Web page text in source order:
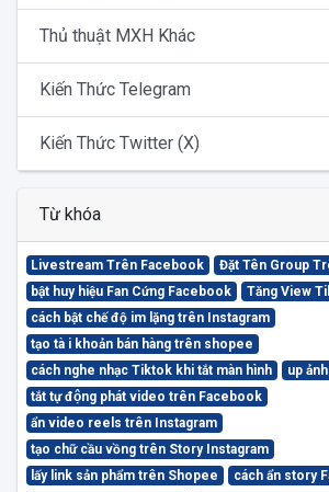
Thủ thuật MXH Khác
Kiến Thức Telegram
Kiến Thức Twitter (X)
Từ khóa
Livestream Trên Facebook
Đặt Tên Group
bật huy hiệu Fan Cứng Facebook
Tăng View
cách bật chế độ im lặng trên Instagram
tạo tà i khoản bán hàng trên shopee
cách nghe nhạc Tiktok khi tắt màn hình
up
tắt tự động phát video trên Facebook
ẩn video reels trên Instagram
tạo chữ cầu vồng trên Story Instagram
lấy link sản phẩm trên Shopee
cách ẩn story